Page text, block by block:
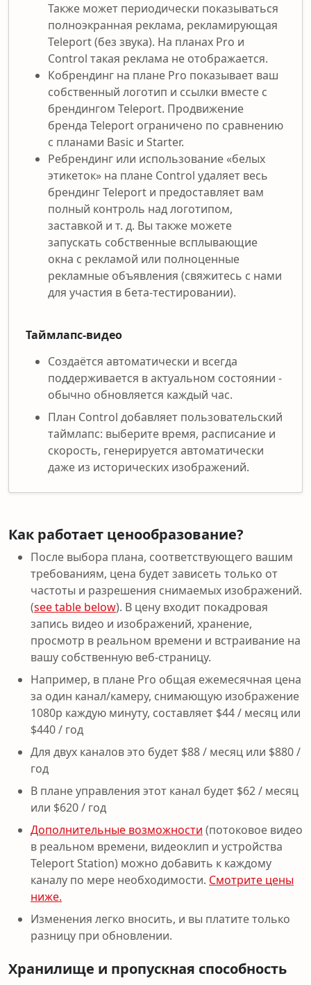
Также может периодически показываться
полноэкранная реклама, рекламирующая
Teleport (без звука). На планах Pro и
Control такая реклама не отображается.
Кобрендинг на плане Pro показывает ваш
собственный логотип и ссылки вместе с
брендингом Teleport. Продвижение
бренда Teleport ограничено по сравнению
с планами Basic и Starter.
Ребрендинг или использование «белых
этикеток» на плане Control удаляет весь
брендинг Teleport и предоставляет вам
полный контроль над логотипом,
заставкой и т. д. Вы также можете
запускать собственные всплывающие
окна с рекламой или полноценные
рекламные объявления (свяжитесь с нами
для участия в бета-тестировании).
Таймлапс-видео
Создаётся автоматически и всегда
поддерживается в актуальном состоянии -
обычно обновляется каждый час.
План Control добавляет пользовательский
таймлапс: выберите время, расписание и
скорость, генерируется автоматически
даже из исторических изображений.
Как работает ценообразование?
После выбора плана, соответствующего вашим
требованиям, цена будет зависеть только от
частоты и разрешения снимаемых изображений.
(see table below). В цену входит покадровая
запись видео и изображений, хранение,
просмотр в реальном времени и встраивание на
вашу собственную веб-страницу.
Например, в плане Pro общая ежемесячная цена
за один канал/камеру, снимающую изображение
1080p каждую минуту, составляет $44 / месяц или
$440 / год
Для двух каналов это будет $88 / месяц или $880 /
год
В плане управления этот канал будет $62 / месяц
или $620 / год
Дополнительные возможности (потоковое видео
в реальном времени, видеоклип и устройства
Teleport Station) можно добавить к каждому
каналу по мере необходимости. Смотрите цены
ниже.
Изменения легко вносить, и вы платите только
разницу при обновлении.
Хранилище и пропускная способность